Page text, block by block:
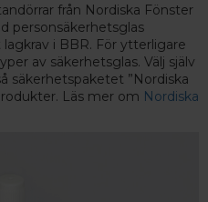
från Nordiska Fönster
personsäkerhetsglas
i BBR. För ytterligare
av säkerhetsglas. Välj själv
säkerhetspaketet ”Nordiska
Läs mer om Nordiska